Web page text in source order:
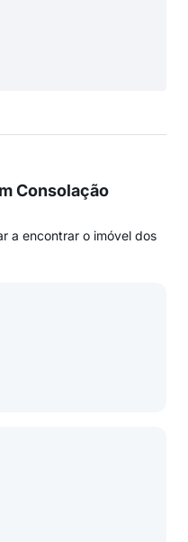
Consolação
a encontrar o imóvel dos